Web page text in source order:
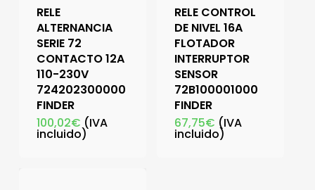
RELE
ALTERNANCIA
SERIE 72
CONTACTO 12A
110-230V
724202300000
FINDER
100,02€ (IVA
incluido)
RELE CONTROL
DE NIVEL 16A
FLOTADOR
INTERRUPTOR
SENSOR
72B100001000
FINDER
67,75€ (IVA
incluido)